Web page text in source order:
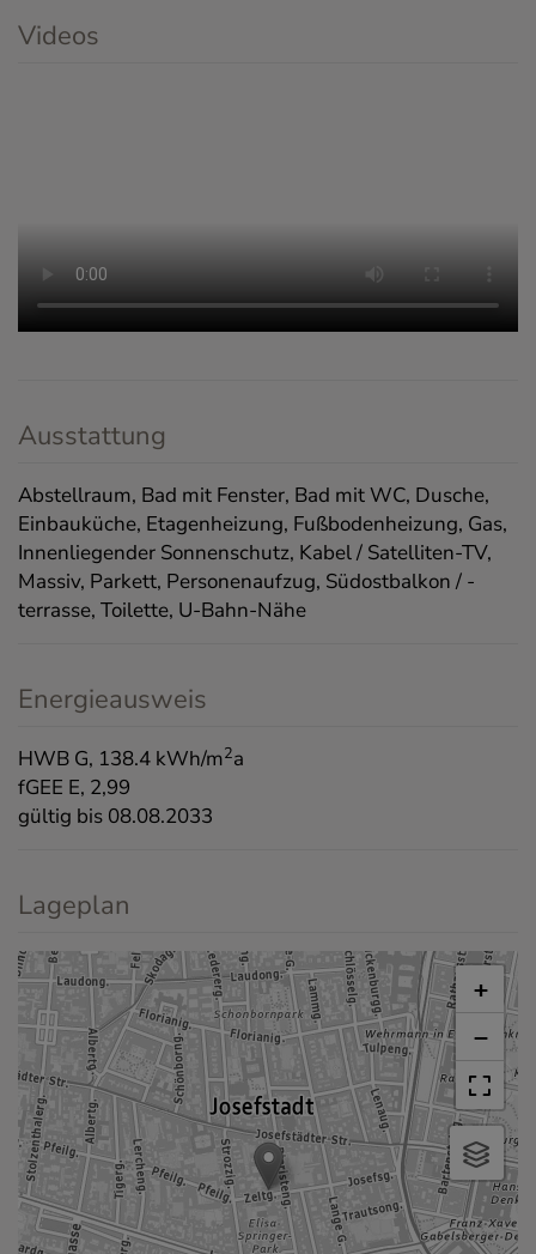
Videos
Ausstattung
Abstellraum Bad mit Fenster Bad mit WC Dusche
Einbauküche Etagenheizung Fußbodenheizung Gas
Innenliegender Sonnenschutz Kabel / Satelliten-TV
Massiv Parkett Personenaufzug Südostbalkon / -
terrasse Toilette U-Bahn-Nähe
Energieausweis
HWB G, 138.4 kWh/m2a
fGEE E, 2,99
gültig bis 08.08.2033
Lageplan
+
−